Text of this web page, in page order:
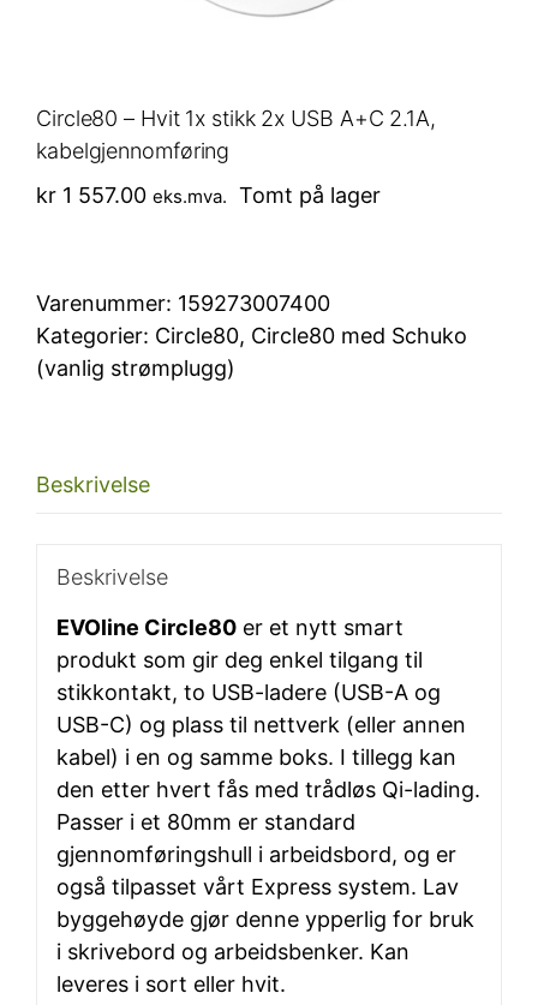
Circle80 – Hvit 1x stikk 2x USB A+C 2.1A,
kabelgjennomføring
kr 1 557.00 eks.mva. Tomt på lager
Varenummer: 159273007400
Kategorier: Circle80, Circle80 med Schuko
(vanlig strømplugg)
Beskrivelse
Beskrivelse
EVOline Circle80er et nytt smart
produkt som gir deg enkel tilgang til
stikkontakt, to USB-ladere (USB-A og
USB-C) og plass til nettverk (eller annen
kabel) i en og samme boks. I tillegg kan
den etter hvert fås med trådløs Qi-lading.
Passer i et 80mm er standard
gjennomføringshull i arbeidsbord, og er
også tilpasset vårt Express system. Lav
byggehøyde gjør denne ypperlig for bruk
i skrivebord og arbeidsbenker. Kan
leveres i sort eller hvit.